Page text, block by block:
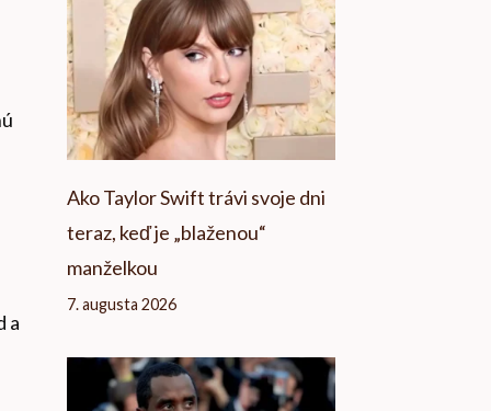
a
Ako Taylor Swift trávi svoje dni
teraz, keď je „blaženou“
manželkou
7. augusta 2026